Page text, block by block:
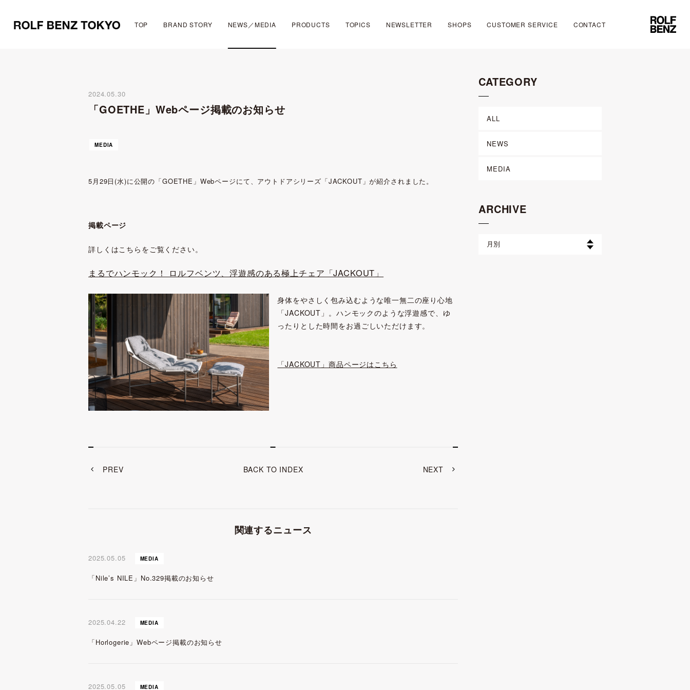
TOP BRAND STORY NEWS／MEDIA PRODUCTS TOPICS NEWSLETTER SHOPS CUSTOMER SERVICE CONTACT
2024.05.30
「GOETHE」Webページ掲載のお知らせ
MEDIA
5月29日(水)に公開の「GOETHE」Webページにて、アウトドアシリーズ「JACKOUT」が紹介されました。
掲載ページ
詳しくはこちらをご覧ください。
まるでハンモック！ ロルフベンツ、浮遊感のある極上チェア「JACKOUT」
身体をやさしく包み込むような唯一無二の座り心地
「JACKOUT」。ハンモックのような浮遊感で、ゆ
ったりとした時間をお過ごしいただけます。
「JACKOUT」商品ページはこちら
PREV BACK TO INDEX NEXT
関連するニュース
2025.05.05 MEDIA
「Nile’s NILE」No.329掲載のお知らせ
2025.04.22 MEDIA
「Horlogerie」Webページ掲載のお知らせ
2025.05.05 MEDIA
CATEGORY
ALL
NEWS
MEDIA
ARCHIVE